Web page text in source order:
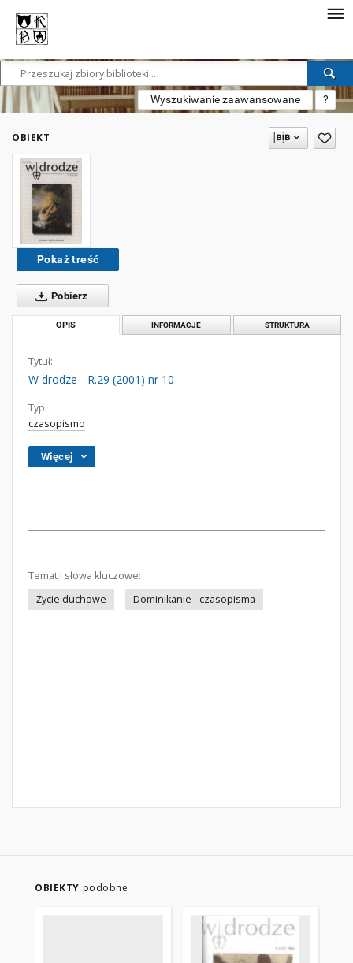
Wyszukiwanie zaawansowane ?
OBIEKT
Pokaż treść
Pobierz
OPIS INFORMACJE STRUKTURA
Tytuł:
W drodze - R.29 (2001) nr 10
Typ:
czasopismo
Więcej
Temat i słowa kluczowe:
Życie duchowe
Dominikanie - czasopisma
OBIEKTY podobne